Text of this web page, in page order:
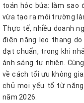
toán hóc búa: làm sao
vừa tạo ra môi trường
Thực tế, nhiều doanh
điện năng leo thang
đạt chuẩn, trong khi
ánh sáng tự nhiên.
về cách tối ưu không
chủ mọi yếu tố từ
năm 2026.